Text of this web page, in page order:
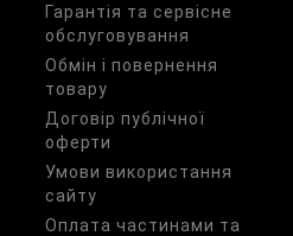
Гарантія та сервісне
обслуговування
Обмін і повернення
товару
Договір публічної
оферти
Умови використання
сайту
Оплата частинами та